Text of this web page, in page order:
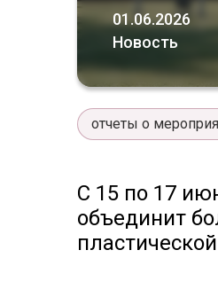
01.06.2026
Новость
отчеты о
С 15 по 17
объединит